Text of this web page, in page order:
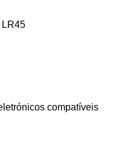
LR45
compatíveis